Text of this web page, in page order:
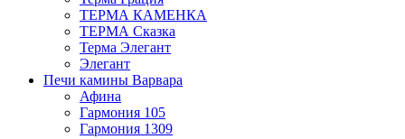
ТЕРМА КАМЕНКА
ТЕРМА Сказка
Терма Элегант
Элегант
Печи камины Варвара
Афина
Гармония 105
Гармония 1309